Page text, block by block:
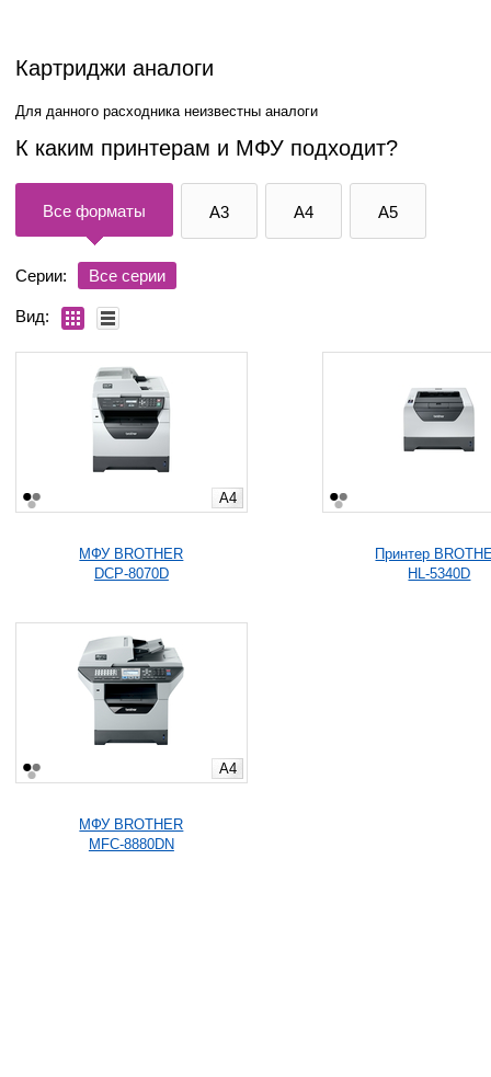
Картриджи аналоги
Для данного расходника неизвестны аналоги
К каким принтерам и МФУ подходит?
Все форматы A3 A4 A5
Серии: Все серии
Вид:
A4
МФУ BROTHER
DCP-8070D
Принтер
HL-5340D
A4
МФУ BROTHER
MFC-8880DN